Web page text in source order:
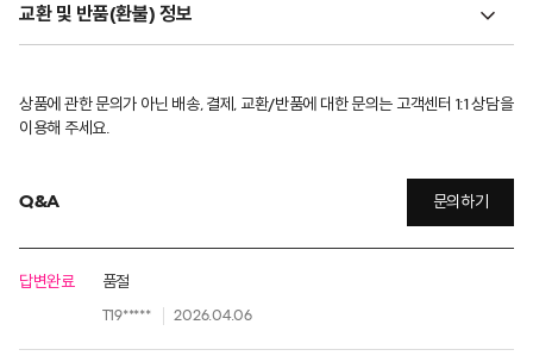
교환 및 반품(환불) 정보
상품에 관한 문의가 아닌 배송, 결제, 교환/반품에 대한 문의는 고객센터 1:1 상담을
이용해 주세요.
Q&A 문의하기
답변완료 품절
T19***** 2026.04.06